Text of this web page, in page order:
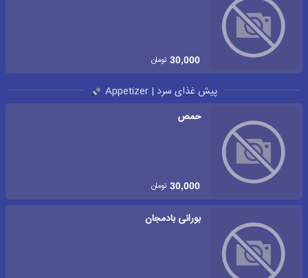
30,000 تومان
پیش غذای سرد | Appetizer
حمص
30,000 تومان
بورانی بادمجان